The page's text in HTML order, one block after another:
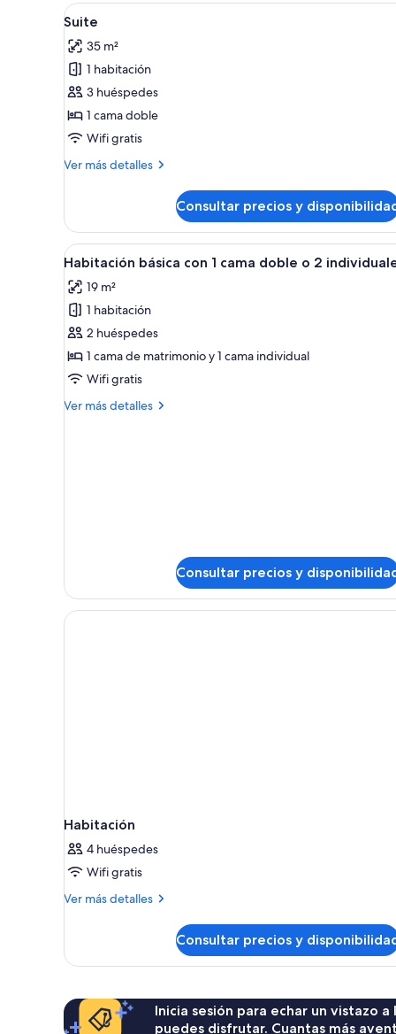
Abrir
todas
las
fotos
de
Suite
Una cama bien hecha con
6
Suite
35 m²
1 habitación
3 huéspedes
1 cama doble
Wifi gratis
Ver más detalles
Más
Consultar precios y
Abrir
todas
las
fotos
de
Habitación
básica
1
Cama doble con sábanas
3
Habitación básica con 1 cama doble o 2
19 m²
1 habitación
2 huéspedes
1 cama de matrimonio y 1 cama individual
Wifi gratis
Ver más detalles
Más
Consultar precios y
Habitación
4 huéspedes
Wifi gratis
Ver más detalles
Más
Consultar precios y
Inicia sesión para echar un vistazo
puedes disfrutar. Cuantas más